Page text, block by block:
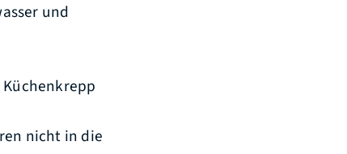
und
nicht in die